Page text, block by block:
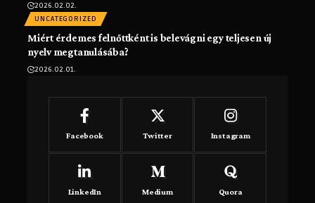
2026.02.02.
UNCATEGORIZED
Miért érdemes felnőttként is belevágni egy teljesen új
nyelv megtanulásába?
2026.02.01.
Facebook Twitter Instagram
LinkedIn Medium Quora